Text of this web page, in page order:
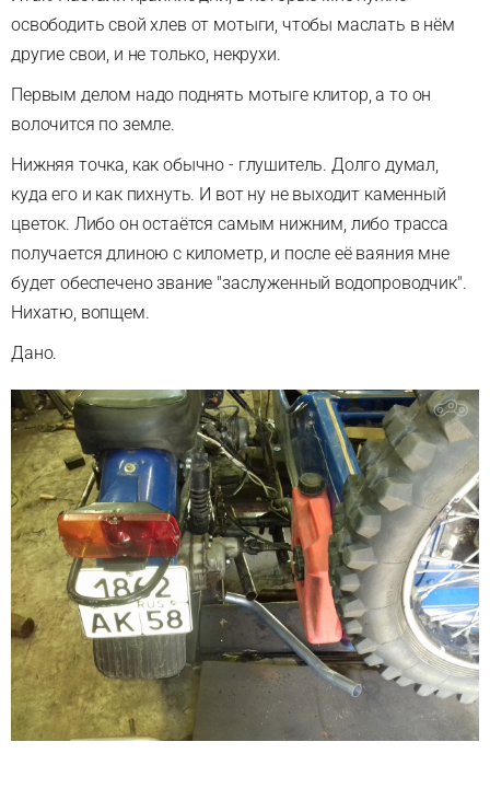
освободить свой хлев от мотыги, чтобы маслать в нём
другие свои, и не только, некрухи.
Первым делом надо поднять мотыге клитор, а то он
волочится по земле.
Нижняя точка, как обычно - глушитель. Долго думал,
куда его и как пихнуть. И вот ну не выходит каменный
цветок. Либо он остаётся самым нижним, либо трасса
получается длиною с километр, и после её ваяния мне
будет обеспечено звание "заслуженный водопроводчик".
Нихатю, вопщем.
Дано.